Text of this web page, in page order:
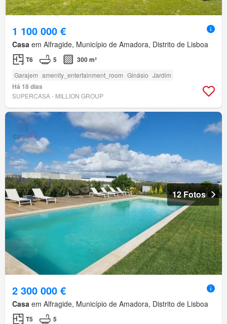
1 100 000 €
Casa em Alfragide, Município de Amadora, Distrito de Lisboa
T6 5 300 m²
Garajem amenity_entertainment_room Ginásio Jardim
Há 18 dias
SUPERCASA - MILLION GROUP
12 Fotos
2 300 000 €
Casa em Alfragide, Município de Amadora, Distrito de Lisboa
T5 5